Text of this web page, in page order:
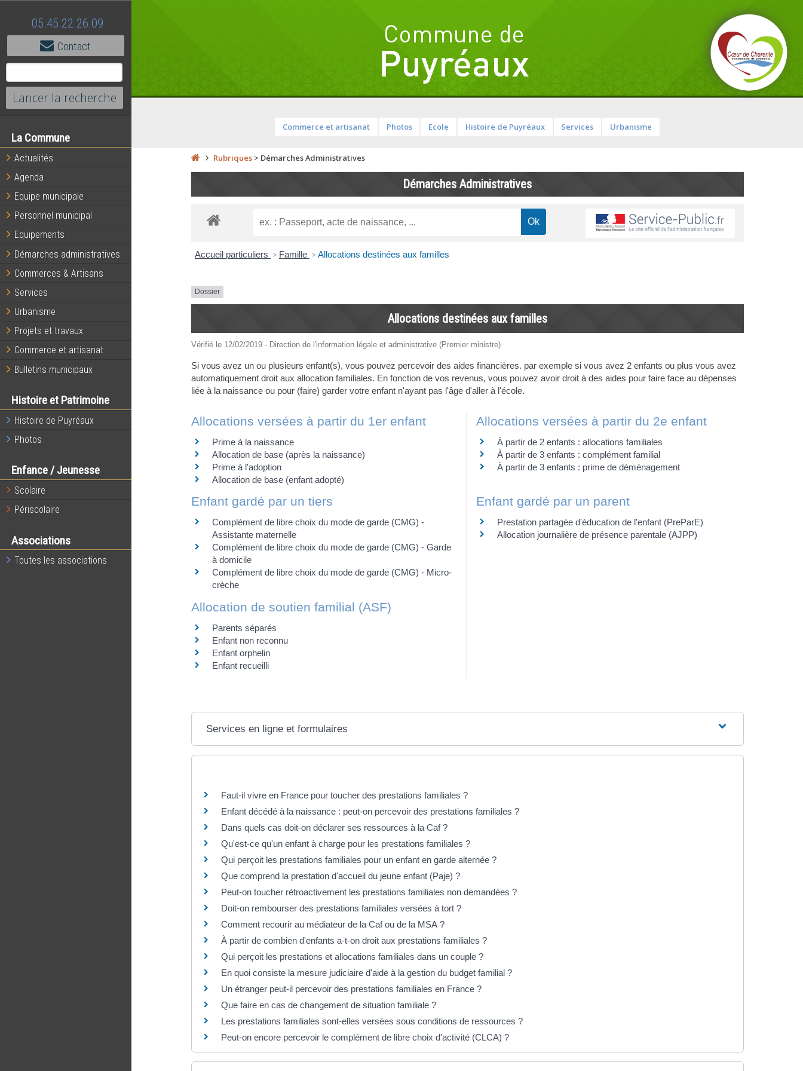
05.45.22.26.09
Contact
La Commune
Actualités
Agenda
Equipe municipale
Personnel municipal
Equipements
Démarches administratives
Commerces & Artisans
Services
Urbanisme
Projets et travaux
Commerce et artisanat
Bulletins municipaux
Histoire et Patrimoine
Histoire de Puyréaux
Photos
Enfance / Jeunesse
Scolaire
Périscolaire
Associations
Toutes les associations
Commerce et artisanat Photos Ecole Histoire de Puyréaux Services Urbanisme
Rubriques> Démarches Administratives
Démarches Administratives
Accueil particuliers > Famille > Allocations destinées aux familles
Dossier
Allocations destinées aux familles
Vérifié le 12/02/2019 - Direction de l'information légale et administrative (Premier ministre)
Si vous avez un ou plusieurs enfant(s), vous pouvez percevoir des aides financières. par exemple si vous avez 2 enfants ou plus vous avez
automatiquement droit aux allocation familiales. En fonction de vos revenus, vous pouvez avoir droit à des aides pour faire face au dépenses
liée à la naissance ou pour (faire) garder votre enfant n'ayant pas l'âge d'aller à l'école.
Allocations versées à partir du 1er enfant
Prime à la naissance
Allocation de base (après la naissance)
Prime à l'adoption
Allocation de base (enfant adopté)
Allocations versées à partir du 2e enfant
À partir de 2 enfants : allocations familiales
À partir de 3 enfants : complément familial
À partir de 3 enfants : prime de déménagement
Enfant gardé par un tiers
Complément de libre choix du mode de garde (CMG) -
Assistante maternelle
Complément de libre choix du mode de garde (CMG) - Garde
à domicile
Complément de libre choix du mode de garde (CMG) - Micro-
crèche
Enfant gardé par un parent
Prestation partagée d'éducation de l'enfant (PreParE)
Allocation journalière de présence parentale (AJPP)
Allocation de soutien familial (ASF)
Parents séparés
Enfant non reconnu
Enfant orphelin
Enfant recueilli
Services en ligne et formulaires
Faut-il vivre en France pour toucher des prestations familiales ?
Enfant décédé à la naissance : peut-on percevoir des prestations familiales ?
Dans quels cas doit-on déclarer ses ressources à la Caf ?
Qu'est-ce qu'un enfant à charge pour les prestations familiales ?
Qui perçoit les prestations familiales pour un enfant en garde alternée ?
Que comprend la prestation d'accueil du jeune enfant (Paje) ?
Peut-on toucher rétroactivement les prestations familiales non demandées ?
Doit-on rembourser des prestations familiales versées à tort ?
Comment recourir au médiateur de la Caf ou de la MSA ?
À partir de combien d'enfants a-t-on droit aux prestations familiales ?
Qui perçoit les prestations et allocations familiales dans un couple ?
En quoi consiste la mesure judiciaire d'aide à la gestion du budget familial ?
Un étranger peut-il percevoir des prestations familiales en France ?
Que faire en cas de changement de situation familiale ?
Les prestations familiales sont-elles versées sous conditions de ressources ?
Peut-on encore percevoir le complément de libre choix d'activité (CLCA) ?